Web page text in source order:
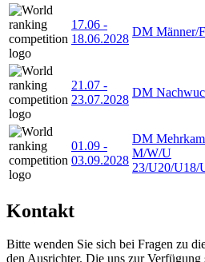
17.06 -
18.06.2028
DM Männer/
21.07 -
23.07.2028
DM
01.09 -
03.09.2028
DM
M/W/U
23/U20/U18/
Kontakt
Bitte wenden Sie sich bei Fragen zu
den Ausrichter. Die uns zur Verfügung